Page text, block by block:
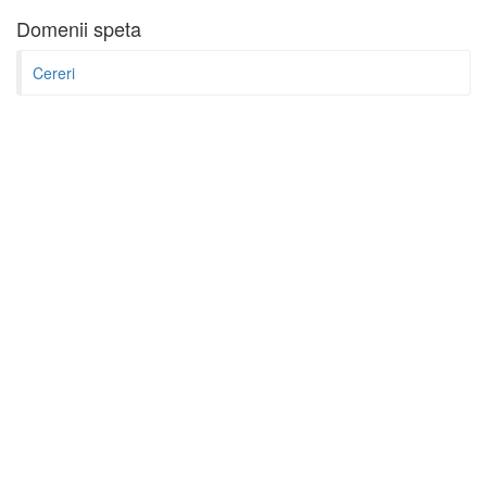
Domenii speta
Cereri